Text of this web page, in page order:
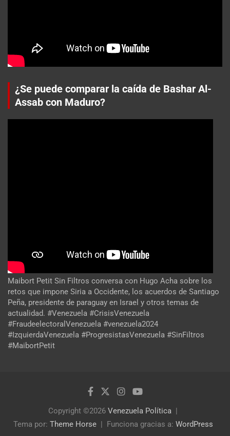
¿Se puede comparar la caída de Bashar Al-
Assab con Maduro?
Maibort Petit Sin Filtros conversa con Hugo Acha sobre los
retos que impone Siria a Occidente, los acuerdos de Santiago
Peña, presidente de paraguay en Israel y otros temas de
actualidad. #Venezuela #CrisisVenezuela
#FraudeelectoralVenezuela #venezuela2024
#IzquierdaVenezuela #ProgresistasVenezuela #SinFiltros
#MaibortPetit
Copyright ©2026 Venezuela Política
Tema por: Theme Horse Funciona gracias a: WordPress